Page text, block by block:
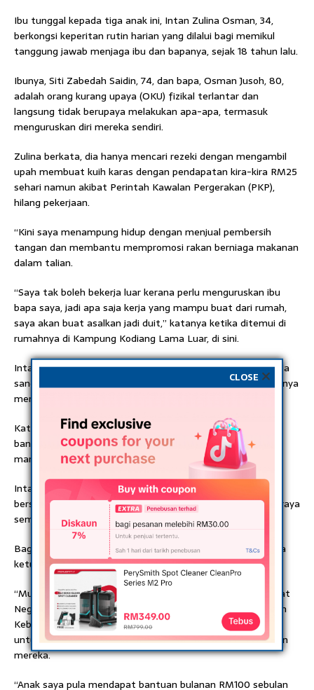
Ibu tunggal kepada tiga anak ini, Intan Zulina Osman, 34,
berkongsi keperitan rutin harian yang dilalui bagi memikul
tanggung jawab menjaga ibu dan bapanya, sejak 18 tahun lalu.
Ibunya, Siti Zabedah Saidin, 74, dan bapa, Osman Jusoh, 80,
adalah orang kurang upaya (OKU) fizikal terlantar dan
langsung tidak berupaya melakukan apa-apa, termasuk
menguruskan diri mereka sendiri.
Zulina berkata, dia hanya mencari rezeki dengan mengambil
upah membuat kuih karas dengan pendapatan kira-kira RM25
sehari namun akibat Perintah Kawalan Pergerakan (PKP),
hilang pekerjaan.
“Kini saya menampung hidup dengan menjual pembersih
tangan dan membantu mempromosi rakan berniaga makanan
dalam talian.
“Saya tak boleh bekerja luar kerana perlu menguruskan ibu
bapa saya, jadi apa saja kerja yang mampu buat dari rumah,
saya akan buat asalkan jadi duit,” katanya ketika ditemui di
rumahnya di Kampung Kodiang Lama Luar, di sini.
Intan Zulina atau lebih mesra dipanggil Kak Chik, berkata dia
sangat bersyukur mempunyai anak yang dapat membantunya
menguruskan kerja di rumah.
Katanya, anaknya yang sulung Aiman Haikal Aidi Fikri, 15,
banyak membantu mendukung nenek dan datuknya untuk
mandi setiap hari dan menyuap makanan.
Intan berkata, bagi menampung perbelanjaan anak yang
bersekolah, dia turut menerima tempahan membuat kuih raya
semasa bulan Ramadan.
Bagaimanapun, pada tahun ini hasratnya terbantut apabila
ketuhar yang dibeli rosak awal Januari lalu.
“Mujurlah ibu bapa saya mendapat bantuan Lembaga Zakat
Negeri Kedah (LZNK) sebanyak RM500 sebulan dan Jabatan
Kebajikan Masyarakat RM350 sebulan, wang itu digunakan
untuk membeli lampin pakai buang, susu serta ubat-ubatan
mereka.
“Anak saya pula mendapat bantuan bulanan RM100 sebulan
CLOSE